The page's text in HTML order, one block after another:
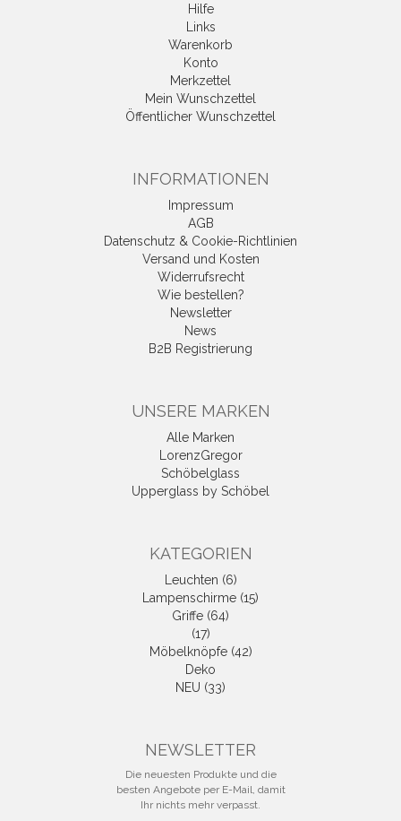
Hilfe
Links
Warenkorb
Konto
Merkzettel
Mein Wunschzettel
Öffentlicher Wunschzettel
INFORMATIONEN
Impressum
AGB
Datenschutz & Cookie-Richtlinien
Versand und Kosten
Widerrufsrecht
Wie bestellen?
Newsletter
News
B2B Registrierung
UNSERE MARKEN
Alle Marken
LorenzGregor
Schöbelglass
Upperglass by Schöbel
KATEGORIEN
Leuchten (6)
Lampenschirme (15)
Griffe (64)
(17)
Möbelknöpfe (42)
Deko
NEU (33)
NEWSLETTER
Die neuesten Produkte und die
besten Angebote per E-Mail, damit
Ihr nichts mehr verpasst.